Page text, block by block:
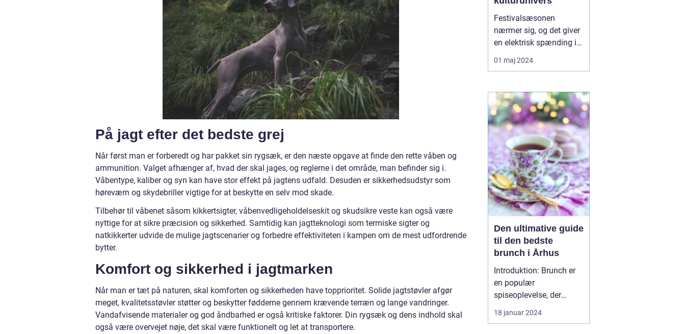
På jagt efter det bedste grej
Når først man er forberedt og har pakket sin rygsæk, er den næste opgave at finde den rette våben og
ammunition. Valget afhænger af, hvad der skal jages, og reglerne i det område, man befinder sig i.
Våbentype, kaliber og syn kan have stor effekt på jagtens udfald. Desuden er sikkerhedsudstyr som
høreværn og skydebriller vigtige for at beskytte en selv mod skade.
Tilbehør til våbenet såsom kikkertsigter, våbenvedligeholdelseskit og skudsikre veste kan også være
nyttige for at sikre præcision og sikkerhed. Samtidig kan jagtteknologi som termiske sigter og
natkikkerter udvide de mulige jagtscenarier og forbedre effektiviteten i kampen om de mest udfordrende
bytter.
Komfort og sikkerhed i jagtmarken
Når man er tæt på naturen, skal komforten og sikkerheden have topprioritet. Solide jagtstøvler afgør
meget, kvalitetsstøvler støtter og beskytter fødderne gennem krævende terræn og lange vandringer.
Vandafvisende materialer og god åndbarhed er også kritiske faktorer. Din rygsæk og dens indhold skal
også være overvejet nøje, det skal være funktionelt og let at transportere.
Festivalsæsonen
nærmer sig, og det giver
en elektrisk spænding i
luften hos musikelskere,
kulturdyrkere og
Festivalen er nemlig
blevet et
kæmpemæssigt
fænomen, hvor hver en
note og hvert et
glitterkast er en del af en
større fort...
01 maj 2024
Den ultimative guide
til den bedste
brunch i Århus
Introduktion: Brunch er
en populær
spiseoplevelse, der
kombinerer det bedste
fra morgenmad og
18 januar 2024